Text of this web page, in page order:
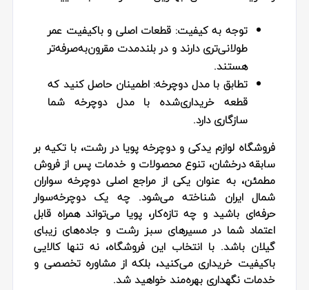
توجه به کیفیت: قطعات اصلی و باکیفیت عمر
طولانی‌تری دارند و در بلند‌مدت مقرون‌به‌صرفه‌تر
هستند.
تطابق با مدل دوچرخه: اطمینان حاصل کنید که
قطعه خریداری‌شده با مدل دوچرخه شما
سازگاری دارد.
فروشگاه لوازم یدکی و دوچرخه پویا در رشت، با تکیه بر
سابقه درخشان، تنوع محصولات و خدمات پس از فروش
مطمئن، به عنوان یکی از مراجع اصلی دوچرخه‌ سواران
شمال ایران شناخته می‌شود. چه یک دوچرخه‌سوار
حرفه‌ای باشید و چه تازه‌کار، پویا می‌تواند همراه قابل
اعتماد شما در مسیرهای سبز رشت و جاده‌های زیبای
گیلان باشد. با انتخاب این فروشگاه، نه تنها کالایی
باکیفیت خریداری می‌کنید، بلکه از مشاوره تخصصی و
خدمات نگهداری بهره‌مند خواهید شد.